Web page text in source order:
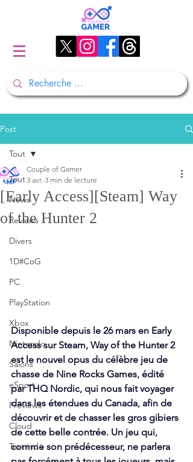
Post
Tout
News
Reviews
Divers
1D#CoG
PC
PlayStation
Xbox
Nintendo
Salons
eSport
Previews
Cloud
Test indé
Tout
[Early Access][Steam] Way
of the Hunter 2
Couple of Gamer
3 avr. 3 min de lecture
Disponible depuis le 26 mars en Early
Access sur Steam, Way of the Hunter 2
est le nouvel opus du célèbre jeu de
chasse de Nine Rocks Games, édité
par THQ Nordic, qui nous fait voyager
dans les étendues du Canada, afin de
découvrir et de chasser les gros gibiers
de cette belle contrée. Un jeu qui,
comme son prédécesseur, ne parlera